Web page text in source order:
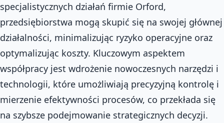
specjalistycznych działań firmie Orford,
przedsiębiorstwa mogą skupić się na swojej głównej
działalności, minimalizując ryzyko operacyjne oraz
optymalizując koszty. Kluczowym aspektem
współpracy jest wdrożenie nowoczesnych narzędzi i
technologii, które umożliwiają precyzyjną kontrolę i
mierzenie efektywności procesów, co przekłada się
na szybsze podejmowanie strategicznych decyzji.